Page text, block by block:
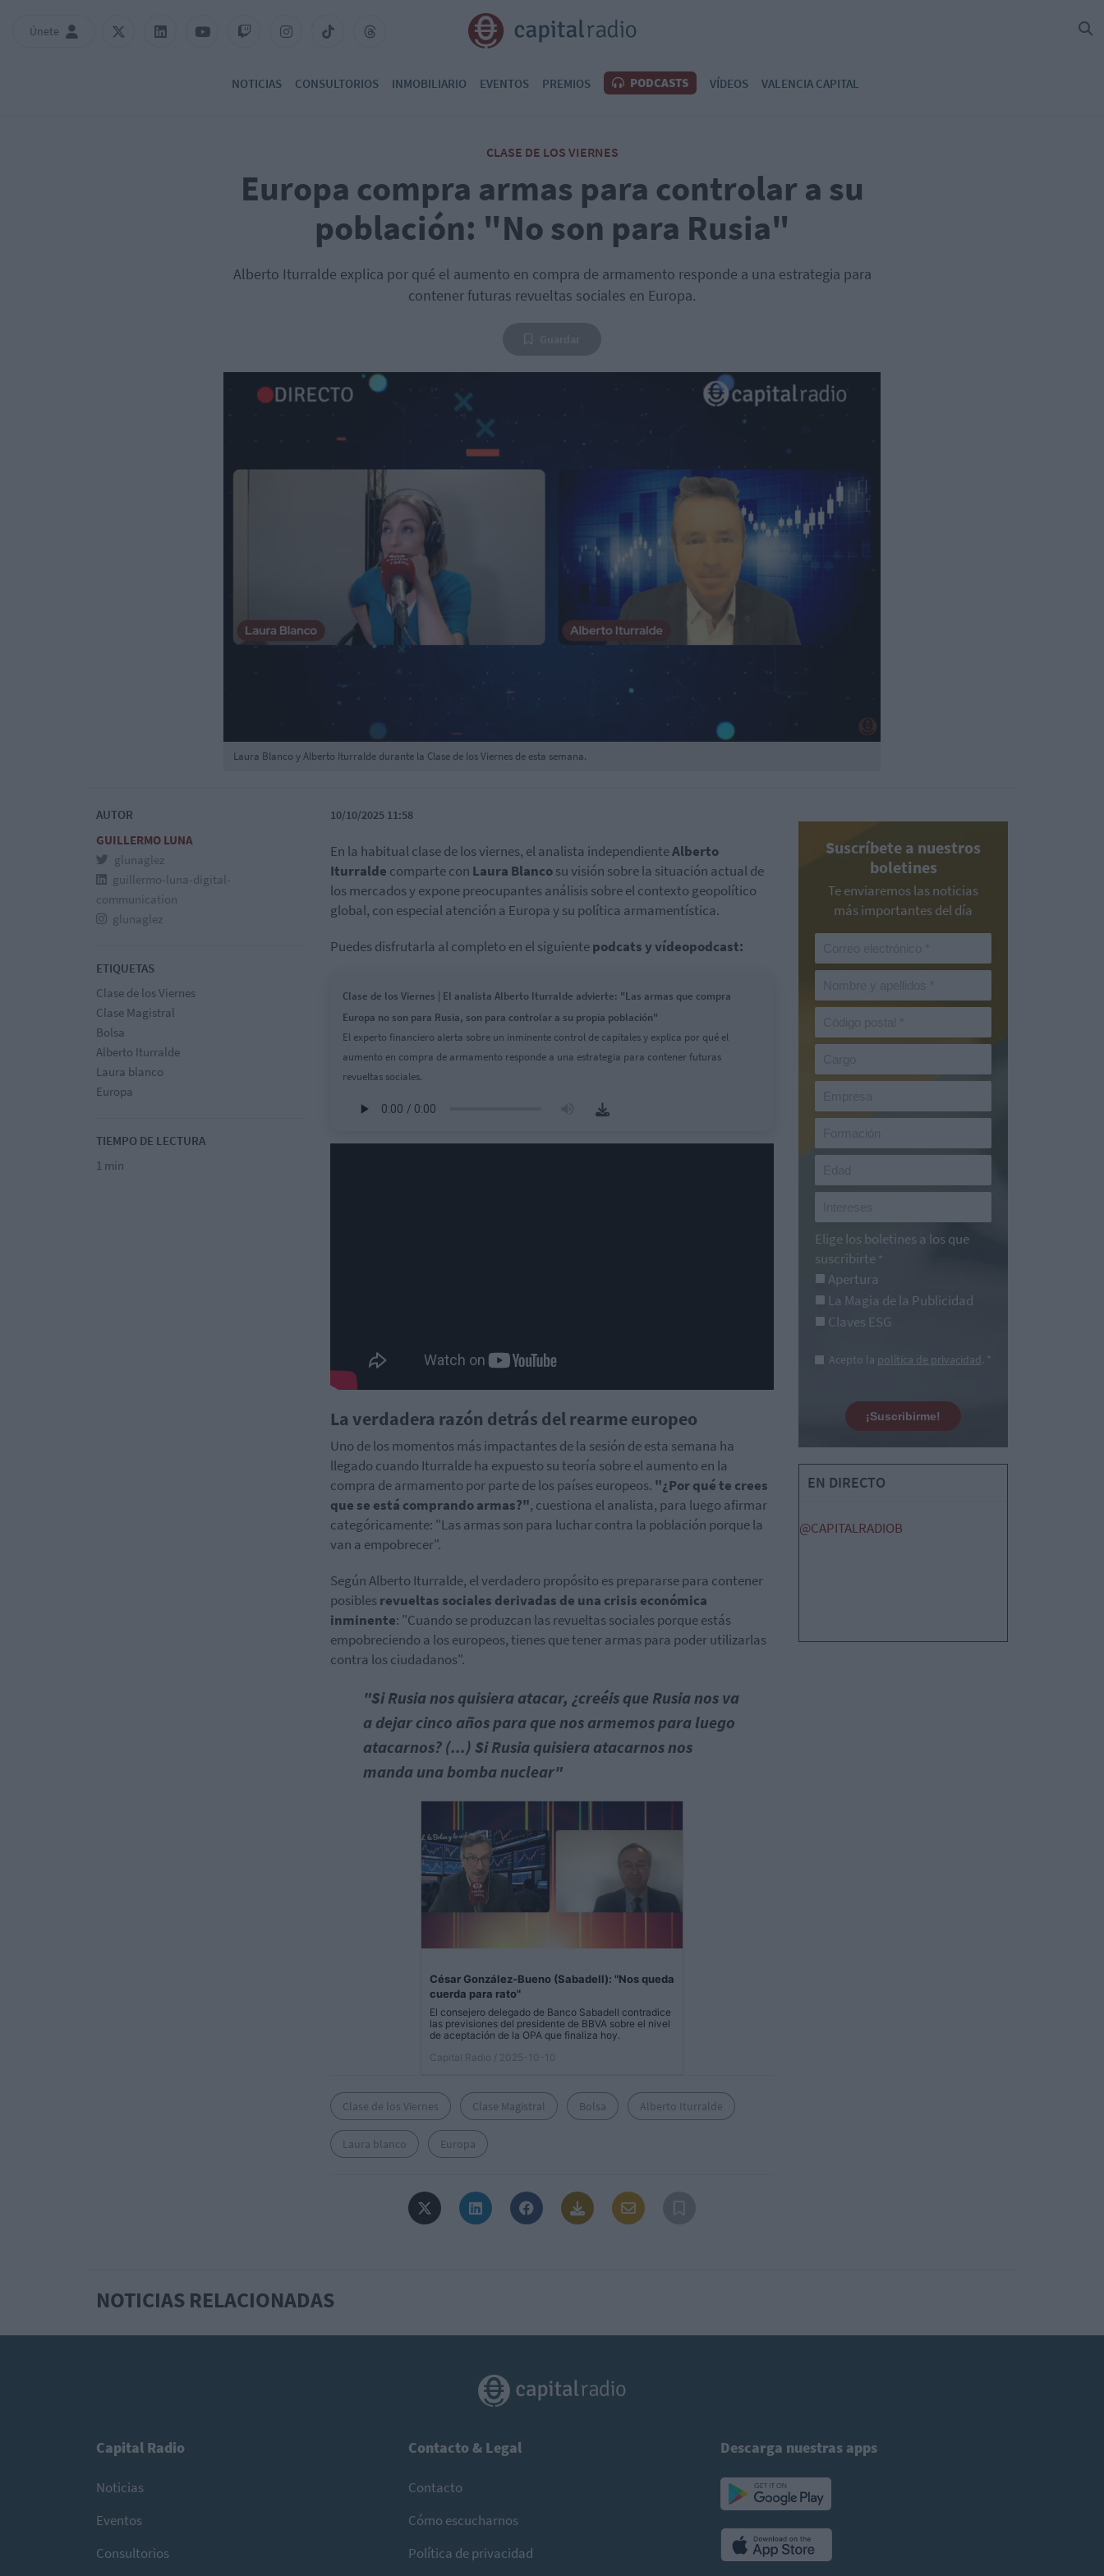
Únete
NOTICIAS CONSULTORIOS INMOBILIARIO EVENTOS PREMIOS PODCASTS VÍDEOS VALENCIA CAPITAL
CLASE DE LOS VIERNES
Europa compra armas para controlar a su
población: "No son para Rusia"
Alberto Iturralde explica por qué el aumento en compra de armamento responde a una estrategia para
contener futuras revueltas sociales en Europa.
Laura Blanco y Alberto Iturralde durante la Clase de los Viernes de esta semana.
AUTOR
GUILLERMO LUNA
glunaglez
guillermo-luna-digital-
communication
glunaglez
ETIQUETAS
Clase de los Viernes
Clase Magistral
Bolsa
Alberto Iturralde
Laura blanco
Europa
TIEMPO DE LECTURA
1 min
10/10/2025 11:58
En la habitual clase de los viernes, el analista independienteAlberto
Iturralde comparte con Laura Blancosu visión sobre la situación actual de
los mercados y expone preocupantes análisis sobre el contexto geopolítico
global, con especial atención a Europa y su política armamentística.
Puedes disfrutarla al completo en el siguientepodcats y vídeopodcast:
Clase de los Viernes | El analista Alberto Iturralde advierte: "Las armas que compra
Europa no son para Rusia, son para controlar a su propia población"
El experto financiero alerta sobre un inminente control de capitales y explica por qué el
aumento en compra de armamento responde a una estrategia para contener futuras
revueltas sociales.
La verdadera razón detrás del rearme europeo
Uno de los momentos más impactantes de la sesión de esta semana ha
llegado cuando Iturralde ha expuesto su teoría sobre el aumento en la
compra de armamento por parte de los países europeos. "¿Por qué te crees
que se está comprando armas?", cuestiona el analista, para luego afirmar
categóricamente: "Las armas son para luchar contra la población porque la
van a empobrecer".
Según Alberto Iturralde, el verdadero propósito es prepararse para contener
posiblesrevueltas sociales derivadas de una crisis económica
inminente: "Cuando se produzcan las revueltas sociales porque estás
empobreciendo a los europeos, tienes que tener armas para poder utilizarlas
contra los ciudadanos".
"Si Rusia nos quisiera atacar, ¿creéis que Rusia nos va
a dejar cinco años para que nos armemos para luego
atacarnos? (...) Si Rusia quisiera atacarnos nos
manda una bomba nuclear"
César González-Bueno (Sabadell): "Nos queda
cuerda para rato"
El consejero delegado de Banco Sabadell contradice
las previsiones del presidente de BBVA sobre el nivel
de aceptación de la OPA que finaliza hoy.
Capital Radio
/ 2025-10-10
Clase de los Viernes Clase Magistral Bolsa Alberto Iturralde
Laura blanco Europa
Suscríbete a nuestros
boletines
Te enviaremos las noticias
más importantes del día
Elige los boletines a los que
suscribirte *
Apertura
La Magia de la Publicidad
Claves ESG
Acepto la política de privacidad. *
¡Suscribirme!
EN DIRECTO
@CAPITALRADIOB
NOTICIAS RELACIONADAS
Capital Radio
Noticias
Eventos
Consultorios
Contacto & Legal
Contacto
Cómo escucharnos
Política de privacidad
Descarga nuestras apps